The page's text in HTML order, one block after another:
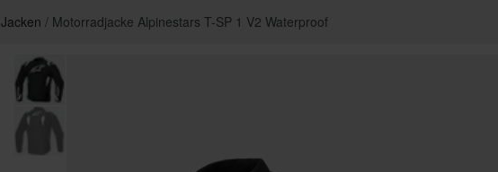
Jacken Motorradjacke Alpinestars T-SP 1 V2 Waterproof